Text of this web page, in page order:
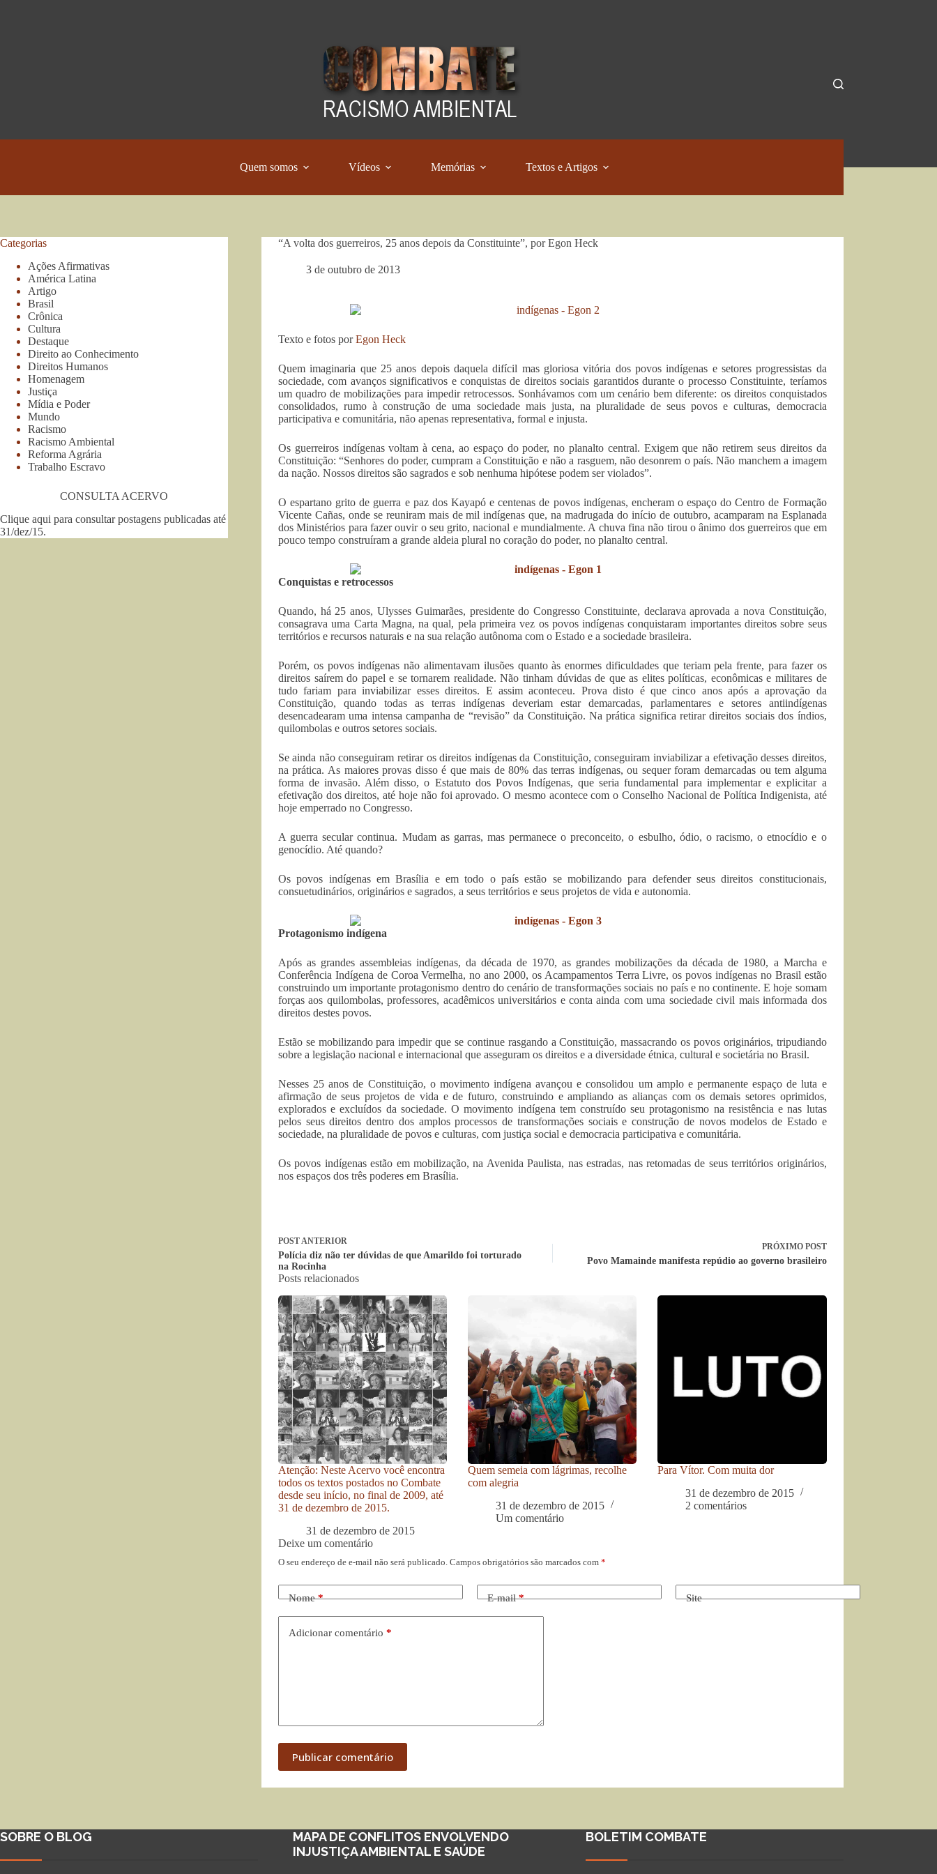
Quem somos Vídeos Memórias Textos e Artigos
“A volta dos guerreiros, 25 anos depois da Constituinte”, por Egon Heck
3 de outubro de 2013
Texto e fotos porEgon Heck
Quem imaginaria que 25 anos depois daquela difícil mas gloriosa vitória dos povos indígenas e setores progressistas da
sociedade, com avanços significativos e conquistas de direitos sociais garantidos durante o processo Constituinte, teríamos
um quadro de mobilizações para impedir retrocessos. Sonhávamos com um cenário bem diferente: os direitos conquistados
consolidados, rumo à construção de uma sociedade mais justa, na pluralidade de seus povos e culturas, democracia
participativa e comunitária, não apenas representativa, formal e injusta.
Os guerreiros indígenas voltam à cena, ao espaço do poder, no planalto central. Exigem que não retirem seus direitos da
Constituição: “Senhores do poder, cumpram a Constituição e não a rasguem, não desonrem o país. Não manchem a imagem
da nação. Nossos direitos são sagrados e sob nenhuma hipótese podem ser violados”.
O espartano grito de guerra e paz dos Kayapó e centenas de povos indígenas, encheram o espaço do Centro de Formação
Vicente Cañas, onde se reuniram mais de mil indígenas que, na madrugada do início de outubro, acamparam na Esplanada
dos Ministérios para fazer ouvir o seu grito, nacional e mundialmente. A chuva fina não tirou o ânimo dos guerreiros que em
pouco tempo construíram a grande aldeia plural no coração do poder, no planalto central.
Conquistas e retrocessos
Quando, há 25 anos, Ulysses Guimarães, presidente do Congresso Constituinte, declarava aprovada a nova Constituição,
consagrava uma Carta Magna, na qual, pela primeira vez os povos indígenas conquistaram importantes direitos sobre seus
territórios e recursos naturais e na sua relação autônoma com o Estado e a sociedade brasileira.
Porém, os povos indígenas não alimentavam ilusões quanto às enormes dificuldades que teriam pela frente, para fazer os
direitos saírem do papel e se tornarem realidade. Não tinham dúvidas de que as elites políticas, econômicas e militares de
tudo fariam para inviabilizar esses direitos. E assim aconteceu. Prova disto é que cinco anos após a aprovação da
Constituição, quando todas as terras indígenas deveriam estar demarcadas, parlamentares e setores antiindígenas
desencadearam uma intensa campanha de “revisão” da Constituição. Na prática significa retirar direitos sociais dos índios,
quilombolas e outros setores sociais.
Se ainda não conseguiram retirar os direitos indígenas da Constituição, conseguiram inviabilizar a efetivação desses direitos,
na prática. As maiores provas disso é que mais de 80% das terras indígenas, ou sequer foram demarcadas ou tem alguma
forma de invasão. Além disso, o Estatuto dos Povos Indígenas, que seria fundamental para implementar e explicitar a
efetivação dos direitos, até hoje não foi aprovado. O mesmo acontece com o Conselho Nacional de Política Indigenista, até
hoje emperrado no Congresso.
A guerra secular continua. Mudam as garras, mas permanece o preconceito, o esbulho, ódio, o racismo, o etnocídio e o
genocídio. Até quando?
Os povos indígenas em Brasília e em todo o país estão se mobilizando para defender seus direitos constitucionais,
consuetudinários, originários e sagrados, a seus territórios e seus projetos de vida e autonomia.
Protagonismo indígena
Após as grandes assembleias indígenas, da década de 1970, as grandes mobilizações da década de 1980, a Marcha e
Conferência Indígena de Coroa Vermelha, no ano 2000, os Acampamentos Terra Livre, os povos indígenas no Brasil estão
construindo um importante protagonismo dentro do cenário de transformações sociais no país e no continente. E hoje somam
forças aos quilombolas, professores, acadêmicos universitários e conta ainda com uma sociedade civil mais informada dos
direitos destes povos.
Estão se mobilizando para impedir que se continue rasgando a Constituição, massacrando os povos originários, tripudiando
sobre a legislação nacional e internacional que asseguram os direitos e a diversidade étnica, cultural e societária no Brasil.
Nesses 25 anos de Constituição, o movimento indígena avançou e consolidou um amplo e permanente espaço de luta e
afirmação de seus projetos de vida e de futuro, construindo e ampliando as alianças com os demais setores oprimidos,
explorados e excluídos da sociedade. O movimento indígena tem construído seu protagonismo na resistência e nas lutas
pelos seus direitos dentro dos amplos processos de transformações sociais e construção de novos modelos de Estado e
sociedade, na pluralidade de povos e culturas, com justiça social e democracia participativa e comunitária.
Os povos indígenas estão em mobilização, na Avenida Paulista, nas estradas, nas retomadas de seus territórios originários,
nos espaços dos três poderes em Brasília.
POSTANTERIOR
Polícia diz não ter dúvidas de que Amarildo foi torturado
na Rocinha
PRÓXIMO POST
Povo Mamainde manifesta repúdio ao governo brasileiro
Posts relacionados
Atenção: Neste Acervo você encontra
todos os textos postados no Combate
desde seu início, no final de 2009, até
31 de dezembro de 2015.
31 de dezembro de 2015
Quem semeia com lágrimas, recolhe
com alegria
31 de dezembro de 2015
Um comentário
Para Vítor. Com muita dor
31 de dezembro de 2015
2 comentários
Deixe um comentário
O seu endereço de e-mail não será publicado. Campos obrigatórios são marcados com *
Nome* E-mail* Site
Adicionar comentário *
Publicar comentário
Categorias
Ações Afirmativas
América Latina
Artigo
Brasil
Crônica
Cultura
Destaque
Direito ao Conhecimento
Direitos Humanos
Homenagem
Justiça
Mídia e Poder
Mundo
Racismo
Racismo Ambiental
Reforma Agrária
Trabalho Escravo
CONSULTA ACERVO
Clique aqui para consultar postagens publicadas até
31/dez/15.
SOBRE O BLOG
MAPA DE CONFLITOS ENVOLVENDO
INJUSTIÇA AMBIENTAL E SAÚDE
BOLETIM COMBATE